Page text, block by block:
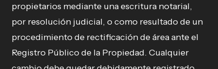
propietarios mediante una escritura notarial,
por resolución judicial, o como resultado de un
procedimiento de rectificación de área ante el
Registro Público de la Propiedad. Cualquier